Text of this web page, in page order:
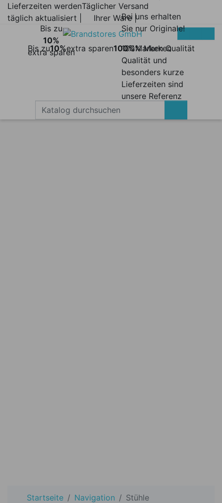
Lieferzeiten werden
täglich aktualisiert |
Täglicher Versand
Ihrer Ware |
Bis zu10%extra sparen
Bis zu
10%
extra sparen
100%Marken Qualität
Bei uns erhalten
Sie nur Originale!
100% Marken
Qualität und
besonders kurze
Lieferzeiten sind
unsere Referenz
Startseite Navigation Stühle